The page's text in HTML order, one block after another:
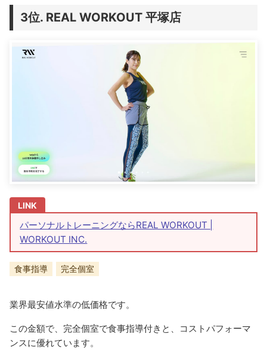
REAL WORKOUT 平塚店
パーソナルトレーニングならREAL WORKOUT |
WORKOUT INC.
食事指導 完全個室
業界最安値水準の低価格です。
この金額で、完全個室で食事指導付きと、コストパフォーマ
ンスに優れています。